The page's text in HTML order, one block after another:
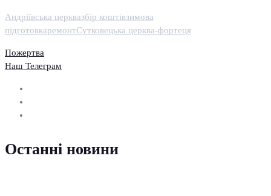
Андріївська церквазбір коштівзимова
підготовкаремонтСутковецька церква-фортеця
Пожертва
Наш Телеграм
Останні новини